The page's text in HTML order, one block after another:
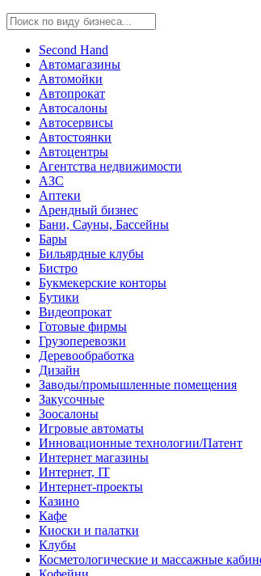
Second Hand
Автомагазины
Автомойки
Автопрокат
Автосалоны
Автосервисы
Автостоянки
Автоцентры
Агентства недвижимости
АЗС
Аптеки
Арендный бизнес
Бани, Сауны, Бассейны
Бары
Бильярдные клубы
Бистро
Букмекерские конторы
Бутики
Видеопрокат
Готовые фирмы
Грузоперевозки
Деревообработка
Дизайн
Заводы/промышленные помещения
Закусочные
Зоосалоны
Игровые автоматы
Инновационные технологии/Патент
Интернет магазины
Интернет, IT
Интернет-проекты
Казино
Кафе
Киоски и палатки
Клубы
Косметологические и массажные